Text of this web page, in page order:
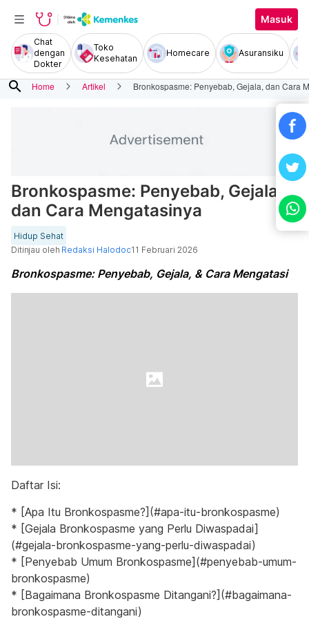
Masuk
Chat
dengan
Dokter
Toko
Kesehatan
Homecare Asuransiku
search Home Artikel Bronkospasme: Penyebab, Gejala, dan Cara
Bronkospasme: Penyebab, Gejala,
dan Cara Mengatasinya
Hidup Sehat
Ditinjau oleh Redaksi Halodoc11 Februari 2026
Bronkospasme: Penyebab, Gejala, & Cara Mengatasi
Daftar Isi:
* [Apa Itu Bronkospasme?](#apa-itu-bronkospasme)
* [Gejala Bronkospasme yang Perlu Diwaspadai]
(#gejala-bronkospasme-yang-perlu-diwaspadai)
* [Penyebab Umum Bronkospasme](#penyebab-umum-
bronkospasme)
* [Bagaimana Bronkospasme Ditangani?](#bagaimana-
bronkospasme-ditangani)